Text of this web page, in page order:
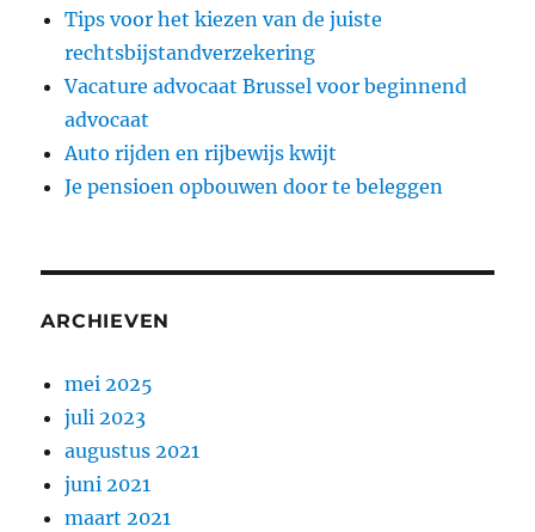
Tips voor het kiezen van de juiste
rechtsbijstandverzekering
Vacature advocaat Brussel voor beginnend
advocaat
Auto rijden en rijbewijs kwijt
Je pensioen opbouwen door te beleggen
ARCHIEVEN
mei 2025
juli 2023
augustus 2021
juni 2021
maart 2021